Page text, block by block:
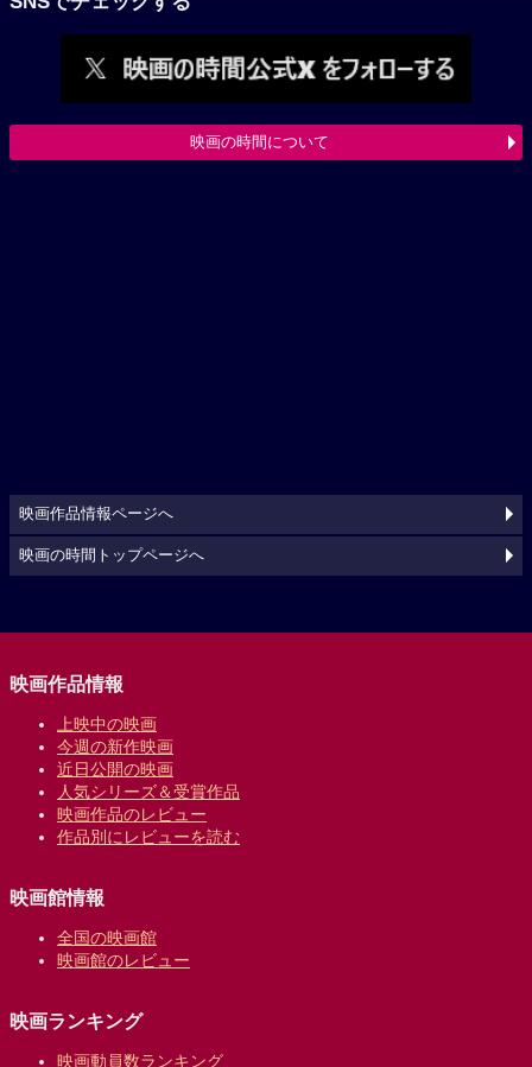
映画の時間について
映画作品情報ページへ
映画の時間トップページへ
映画作品情報
上映中の映画
今週の新作映画
近日公開の映画
人気シリーズ＆受賞作品
映画作品のレビュー
作品別にレビューを読む
映画館情報
全国の映画館
映画館のレビュー
映画ランキング
映画動員数ランキング